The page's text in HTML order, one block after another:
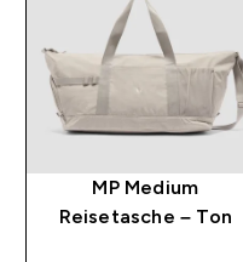
MP Medium
Reisetasche – Ton